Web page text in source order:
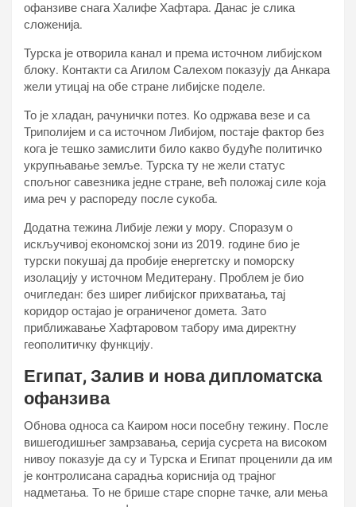
офанзиве снага Халифе Хафтара. Данас је слика
сложенија.
Турска је отворила канал и према источном либијском
блоку. Контакти са Агилом Салехом показују да Анкара
жели утицај на обе стране либијске поделе.
То је хладан, рачунички потез. Ко одржава везе и са
Триполијем и са источном Либијом, постаје фактор без
кога је тешко замислити било какво будуће политичко
укрупњавање земље. Турска ту не жели статус
спољног савезника једне стране, већ положај силе која
има реч у распореду после сукоба.
Додатна тежина Либије лежи у мору. Споразум о
искључивој економској зони из 2019. године био је
турски покушај да пробије енергетску и поморску
изолацију у источном Медитерану. Проблем је био
очигледан: без ширег либијског прихватања, тај
коридор остајао је ограниченог домета. Зато
приближавање Хафтаровом табору има директну
геополитичку функцију.
Египат, Залив и нова дипломатска
офанзива
Обнова односа са Каиром носи посебну тежину. После
вишегодишњег замрзавања, серија сусрета на високом
нивоу показује да су и Турска и Египат проценили да им
је контролисана сарадња кориснија од трајног
надметања. То не брише старе спорне тачке, али мења